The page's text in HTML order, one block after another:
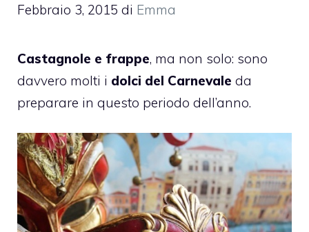
Febbraio 3, 2015 di Emma
Castagnole e frappe, ma non solo: sono
davvero molti i dolci del Carnevale da
preparare in questo periodo dell’anno.